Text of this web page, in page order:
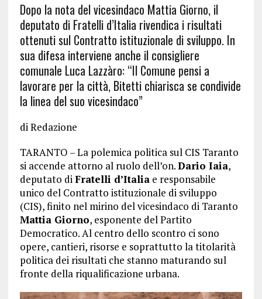
Dopo la nota del vicesindaco Mattia Giorno, il
deputato di Fratelli d’Italia rivendica i risultati
ottenuti sul Contratto istituzionale di sviluppo. In
sua difesa interviene anche il consigliere
comunale Luca Lazzàro: “Il Comune pensi a
lavorare per la città, Bitetti chiarisca se condivide
la linea del suo vicesindaco”
di Redazione
TARANTO – La polemica politica sul CIS Taranto
si accende attorno al ruolo dell’on.Dario Iaia,
deputato diFratelli d’Italiae responsabile
unico del Contratto istituzionale di sviluppo
(CIS), finito nel mirino del vicesindaco di Taranto
Mattia Giorno, esponente del Partito
Democratico. Al centro dello scontro ci sono
opere, cantieri, risorse e soprattutto la titolarità
politica dei risultati che stanno maturando sul
fronte della riqualificazione urbana.